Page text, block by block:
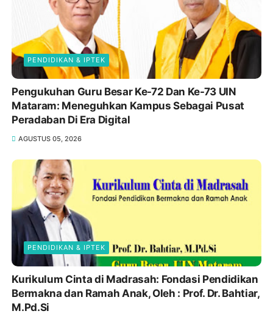
PENDIDIKAN & IPTEK
Pengukuhan Guru Besar Ke-72 Dan Ke-73 UIN
Mataram: Meneguhkan Kampus Sebagai Pusat
Peradaban Di Era Digital
AGUSTUS 05, 2026
PENDIDIKAN & IPTEK
Kurikulum Cinta di Madrasah: Fondasi Pendidikan
Bermakna dan Ramah Anak, Oleh : Prof. Dr. Bahtiar,
M.Pd.Si